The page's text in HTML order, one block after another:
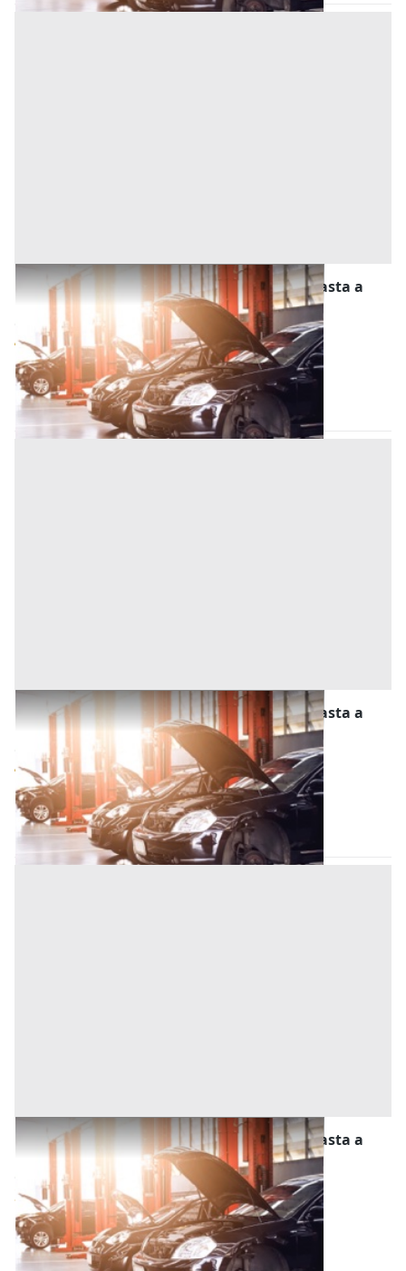
Stalle, Scuderie, Rimesse, Autorimesse all'asta a
Treviso
Treviso (Treviso)
Offerta minima
467.250 € 623.000 €
Codice asta:85c9f7a8
12/10/2026
Stalle, Scuderie, Rimesse, Autorimesse all'asta a
Venezia
Venezia (Venezia)
Offerta minima
43.875 € 58.500 €
Codice asta:fc8ee17f
05/10/2026
Stalle, Scuderie, Rimesse, Autorimesse all'asta a
Camponogara
Camponogara (Venezia)
Offerta minima
20.520 € 25.650 €
Codice asta:52d1d164
23/09/2026